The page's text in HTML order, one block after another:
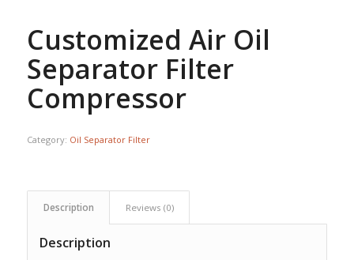
Customized Air Oil
Separator Filter
Compressor
Category: Oil Separator Filter
Description Reviews (0)
Description